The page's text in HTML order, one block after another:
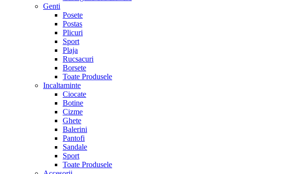
Genti
Posete
Postas
Plicuri
Sport
Plaja
Rucsacuri
Borsete
Toate Produsele
Incaltaminte
Ciocate
Botine
Cizme
Ghete
Balerini
Pantofi
Sandale
Sport
Toate Produsele